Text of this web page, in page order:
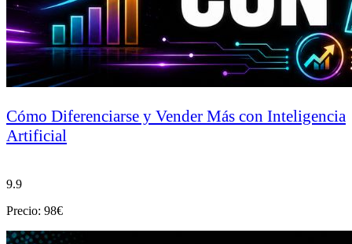
Cómo Diferenciarse y Vender Más con Inteligencia
Artificial
9.9
Precio: 98€